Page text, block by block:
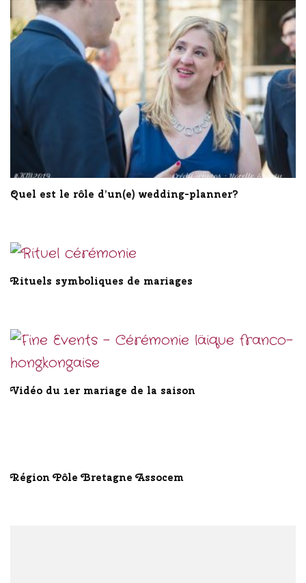
Quel est le rôle d’un(e) wedding-planner?
Rituels symboliques de mariages
Vidéo du 1er mariage de la saison
Région Pôle Bretagne Assocem